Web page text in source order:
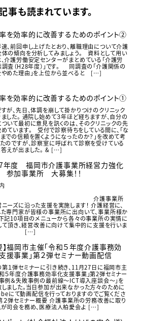
事も読まれています。
を効率的に改善するためのポイント②
、前回申し上げたとおり、離職理由について介護
の傾向を分析してみましょう。 資料として用い
介護労働安定センターがまとめている「介護労
査（H28年度）」です。 同調査の「介護関係の
やめた理由」を上位から並べると […]
を効率的に改善するためのポイント①
が、先日、体調を崩して掛かりつけのクリニック
した。 通院し始めて３年ほど経ちますが、自分の
いて最初に意見を訊くのは、そのクリニックの先
ています。 受付で診察待ちをしている間に、「な
での信頼を置くようになったのか？」を改めて考
のですが、診察室に呼ばれて診察を受けている
答えが出ました。 & […]
年度 福岡市介護事業所経営力強化
加事業所 大募集！！
】
護事業所
ーズに沿った支援を実施します！ 介護経営に、
専門家が皆様の事業所に出向いて、事業所様か
記10項目のメニューから各々の事業所の実情に
頂き、経営改善に向けて集中的に支援を行いま
ー】 […]
】福岡市主催「令和５年度介護事務効
援事業」第２弾セミナー動画配信
１弾セミナーに引き続き、11月27日に福岡市主
５年度介護事務効率化支援事業」第2弾セミナー
事例＆失敗事例の最前線～ICT導入座談会～」を
ました。当日参加が出来なかった方々のために
にて動画配信を行っておりますのでご覧くださ
第２弾セミナー概要 介護事業所の労務改善に取り
が司会を務め、医療法人柏愛会よ […]